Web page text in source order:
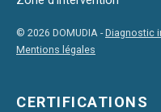
© 2026 DOMUDIA -Diagnostic
Mentions légales
CERTIFICATIONS